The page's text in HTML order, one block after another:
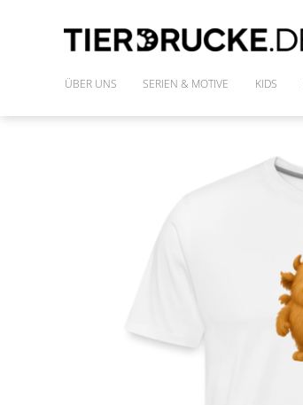
ÜBER UNS SERIEN & MOTIVE
IM WILDEN WALD
KIDS